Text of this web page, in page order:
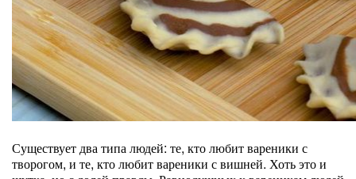
Существует два типа людей: те, кто любит вареники с
творогом, и те, кто любит вареники с вишней. Хоть это и